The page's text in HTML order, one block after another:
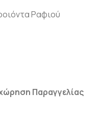
Ραφιού
Παραγγελίας